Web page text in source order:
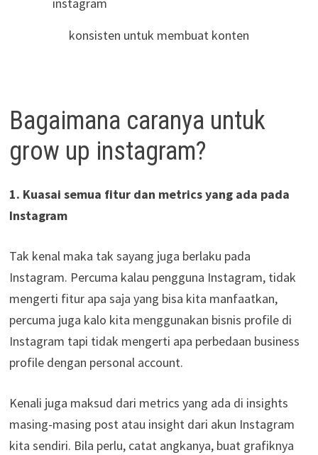
konsisten untuk membuat konten
Bagaimana caranya untuk
grow up instagram?
1. Kuasai semua fitur dan metrics yang ada pada
Instagram
Tak kenal maka tak sayang juga berlaku pada
Instagram. Percuma kalau pengguna Instagram, tidak
mengerti fitur apa saja yang bisa kita manfaatkan,
percuma juga kalo kita menggunakan bisnis profile di
Instagram tapi tidak mengerti apa perbedaan business
profile dengan personal account.
Kenali juga maksud dari metrics yang ada di insights
masing-masing post atau insight dari akun Instagram
kita sendiri. Bila perlu, catat angkanya, buat grafiknya